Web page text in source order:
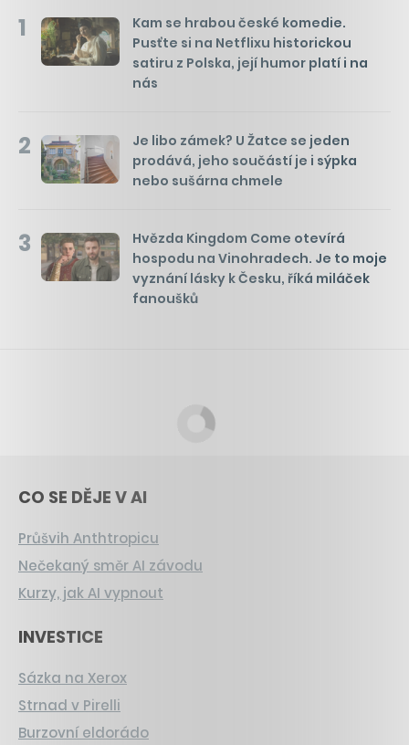
1
Kam se hrabou české komedie.
Pusťte si na Netflixu historickou
satiru z Polska, její humor platí i na
nás
2
Je libo zámek? U Žatce se jeden
prodává, jeho součástí je i sýpka
nebo sušárna chmele
3
Hvězda Kingdom Come otevírá
hospodu na Vinohradech. Je to moje
vyznání lásky k Česku, říká miláček
fanoušků
CO SE DĚJE V AI
Průšvih Anthtropicu
Nečekaný směr AI závodu
Kurzy, jak AI vypnout
INVESTICE
Sázka na Xerox
Strnad v Pirelli
Burzovní eldorádo